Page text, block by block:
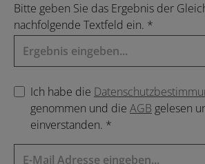
Bitte geben Sie das Ergebnis der
nachfolgende Textfeld ein. *
Ich habe die
genommen und die AGB gelesen
einverstanden. *